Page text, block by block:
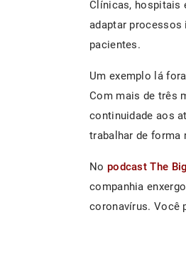
Clínicas, hospitais
adaptar
pacientes.
Um exemplo lá
Com mais de três
continuidade aos
trabalhar de forma
No podcast The
companhia
coronavírus. Você